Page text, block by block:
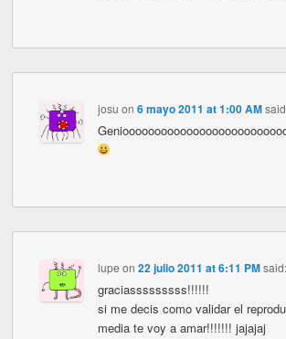
josu on 6 mayo 2011 at 1:00 AM
lupe on 22 julio 2011 at 6:11 PM said:
graciasssssssss!!!!!!
si me decis como validar el
media te voy a amar!!!!!!! jajajaj